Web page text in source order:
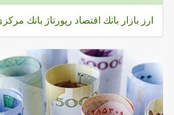
ارز بازار بانك اقتصاد رپورتاژ بانك